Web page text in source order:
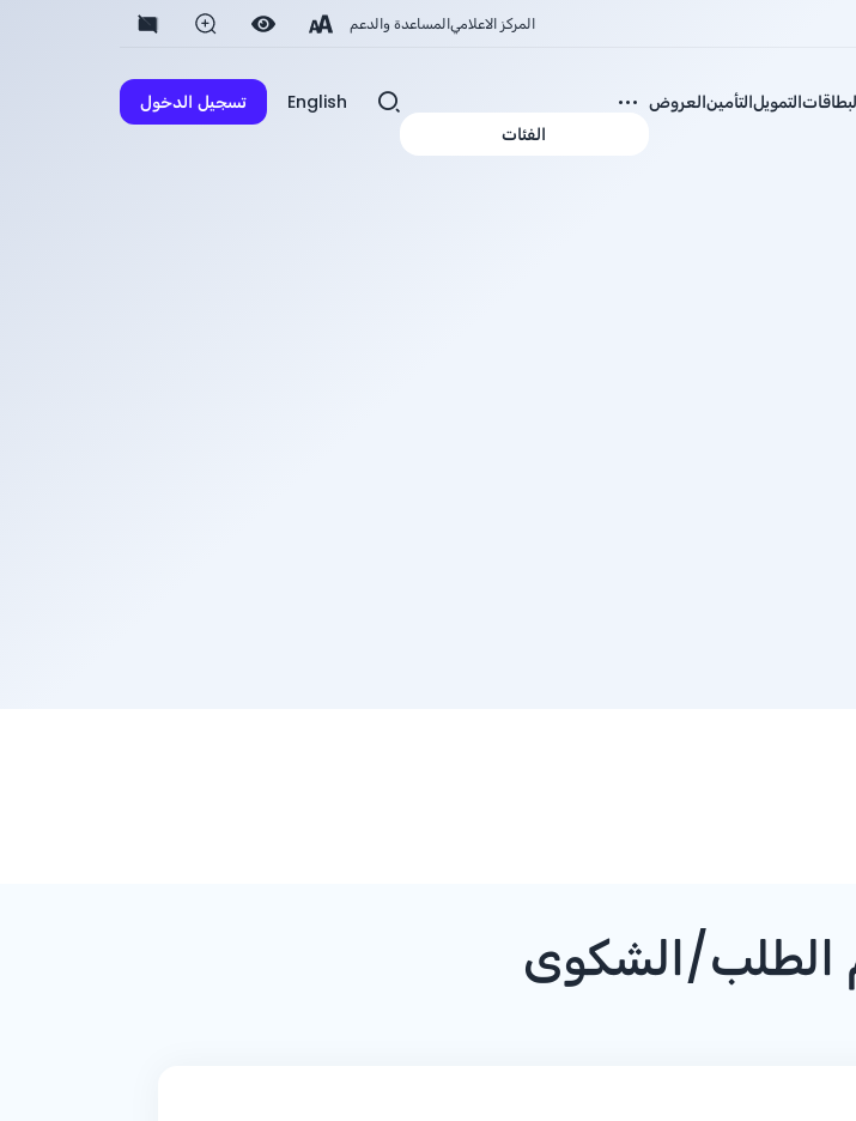
المركز الاعلاميالمساعدة والدعم
التمويلالتأمينالعروض
الفئات
English تسجيل الدخول
الطلب/الشكوى